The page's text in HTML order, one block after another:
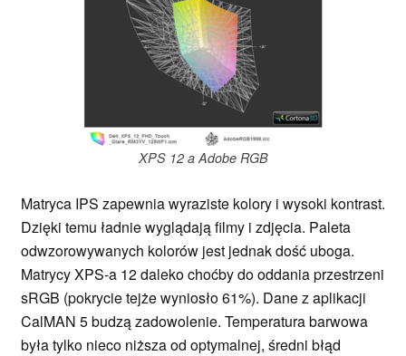
XPS 12 a Adobe RGB
Matryca IPS zapewnia wyraziste kolory i wysoki kontrast.
Dzięki temu ładnie wyglądają filmy i zdjęcia. Paleta
odwzorowywanych kolorów jest jednak dość uboga.
Matrycy XPS-a 12 daleko choćby do oddania przestrzeni
sRGB (pokrycie tejże wyniosło 61%). Dane z aplikacji
CalMAN 5 budzą zadowolenie. Temperatura barwowa
była tylko nieco niższa od optymalnej, średni błąd